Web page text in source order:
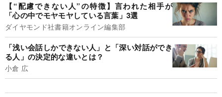
【“配慮できない人”の特徴】言われた相手が
「心の中でモヤモヤしている言葉」3選
ダイヤモンド社書籍オンライン編集部
「浅い会話しかできない人」と「深い対話ができ
る人」の決定的な違いとは？
小倉 広